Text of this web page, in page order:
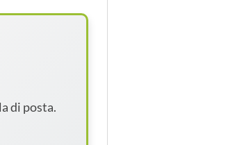
di posta.